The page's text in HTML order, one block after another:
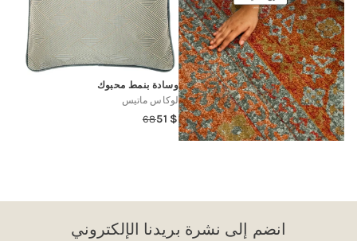
وسادة بنمط محبوك
لوكاس ماتيس
Regular68
Sale
51
انضم إلى نشرة بريدنا الإلكتروني